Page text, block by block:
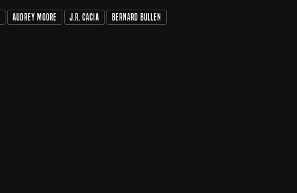
Audrey Moore J.R. Cacia Bernard Bullen